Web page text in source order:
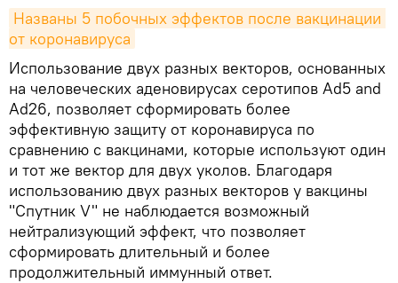
Названы 5 побочных эффектов после вакцинации
от коронавируса
Использование двух разных векторов, основанных
на человеческих аденовирусах серотипов Ad5 and
Ad26, позволяет сформировать более
эффективную защиту от коронавируса по
сравнению с вакцинами, которые используют один
и тот же вектор для двух уколов. Благодаря
использованию двух разных векторов у вакцины
"Спутник V" не наблюдается возможный
нейтрализующий эффект, что позволяет
сформировать длительный и более
продолжительный иммунный ответ.